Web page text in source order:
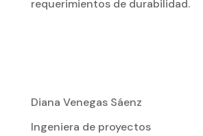
requerimientos de durabilidad.
Diana Venegas Sáenz
Ingeniera de proyectos